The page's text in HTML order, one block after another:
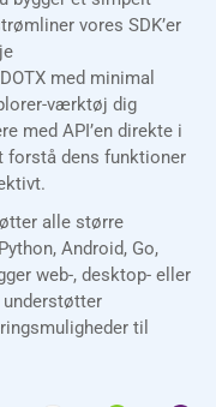
vores SDK’er
med minimal
værktøj dig
med API’en direkte i
forstå dens funktioner
alle større
Android, Go,
web-, desktop- eller
understøtter
til